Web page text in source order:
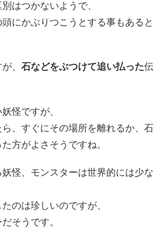
はつかないようで、
にかぶりつこうとする事もあると
、 石などをぶつけて追い払った伝
怪ですが、
、すぐにその場所を離れるか、石
方がよさそうですね。
怪、モンスターは世界的には少な
のは珍しいのですが、
そうです。